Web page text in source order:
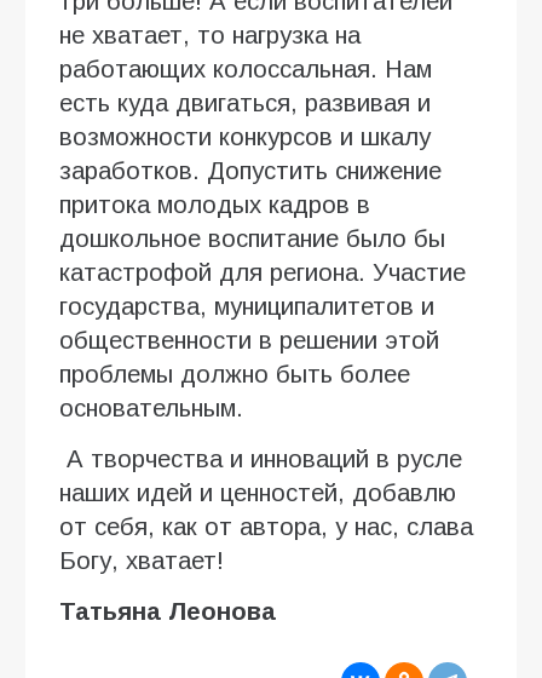
не хватает, то нагрузка на
работающих колоссальная. Нам
есть куда двигаться, развивая и
возможности конкурсов и шкалу
заработков. Допустить снижение
притока молодых кадров в
дошкольное воспитание было бы
катастрофой для региона. Участие
государства, муниципалитетов и
общественности в решении этой
проблемы должно быть более
основательным.
А творчества и инноваций в русле
наших идей и ценностей, добавлю
от себя, как от автора, у нас, слава
Богу, хватает!
Татьяна Леонова